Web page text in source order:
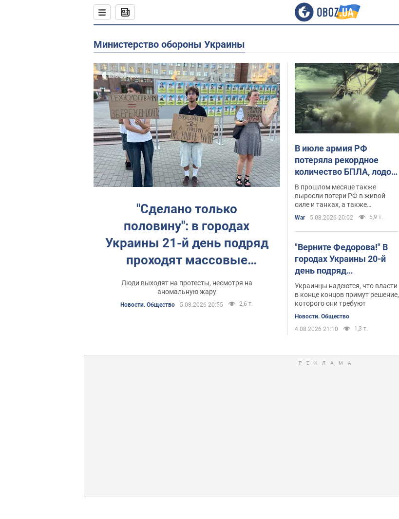
Министерство обороны Украины
"Сделано только
половину": в городах
Украины 21-й день подряд
проходят массовые
митинги с требованием
вернуть Федорова в
Минобороны. Фото и
Люди выходят на протесты, несмотря на
аномальную жару
Новости. Общество 5.08.2026 20:55 2,6 т.
В июле армия РФ
потеряла рекордное
количество БПЛА, лодок
и катеров: в Минобороны
обнародовали
статистику
В прошлом месяце также
выросли потери РФ в живой
силе и танках, а также
количество поражений на
большом расстоянии
War 5.08.2026 20:02 5,9 т.
"Верните Федорова!" В
городах Украины 20-й
день подряд
продолжаются
массовые митинги. Фото
Украинцы надеются, что власти
в конце концов примут решение,
которого они требуют
Новости. Общество
4.08.2026 21:10
1,3 т.